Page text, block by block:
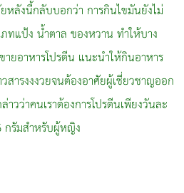
หลังนี้กลับบอกว่า การกินไขมันยังไม่
ทแป้ง น้ำตาล ของหวาน ทำให้บาง
ยอาหารโปรตีน แนะนำให้กินอาหาร
ารงงงวยจนต้องอาศัยผู้เชี่ยวชาญออก
ว่าคนเราต้องการโปรตีนเพียงวันละ
กรัมสำหรับผู้หญิง